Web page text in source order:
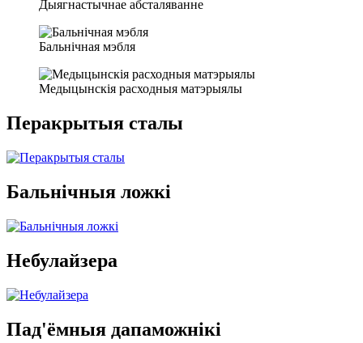
Дыягнастычнае абсталяванне
Бальнічная мэбля
Медыцынскія расходныя матэрыялы
Перакрытыя сталы
Бальнічныя ложкі
Небулайзера
Пад'ёмныя дапаможнікі